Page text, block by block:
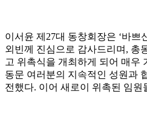
이서윤 제27대 동창회장은 ‘바쁘
외빈께 진심으로 감사드리며, 총
고 위촉식을 개최하게 되어 매우
동문 여러분의 지속적인 성원과
전했다. 이어 새로이 위촉된 임